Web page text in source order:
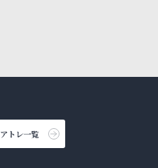
アトレ一覧